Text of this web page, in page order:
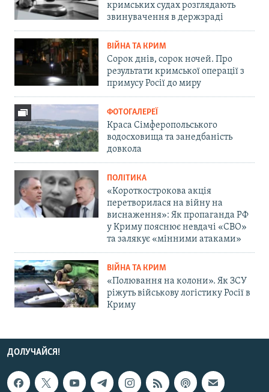
кримських судах розглядають
звинувачення в держзраді
ВІЙНА ТА КРИМ
Сорок днів, сорок ночей. Про
результати кримської операції з
примусу Росії до миру
ФОТОГАЛЕРЕЇ
Краса Сімферопольського
водосховища та занедбаність
довкола
ПОЛІТИКА
«Короткострокова акція
перетворилася на війну на
виснаження»: Як пропаганда РФ
у Криму пояснює невдачі «СВО»
та залякує «мінними атаками»
ВІЙНА ТА КРИМ
«Полювання на колони». Як ЗСУ
ріжуть військову логістику Росії в
Криму
ДОЛУЧАЙСЯ!